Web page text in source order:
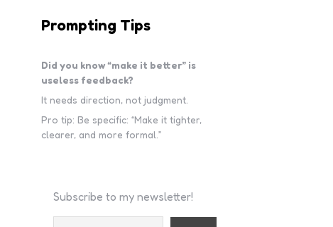
Prompting Tips
Did you know “make it better” is
useless feedback?
It needs direction, not judgment.
Pro tip: Be specific: “Make it tighter,
clearer, and more formal.”
Subscribe to my newsletter!